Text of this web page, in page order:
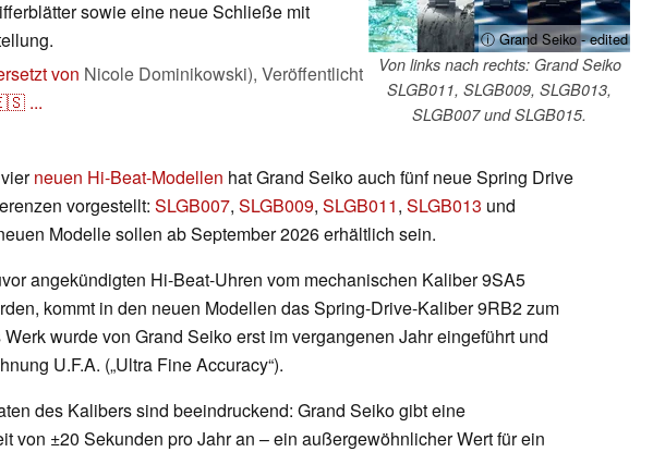
ⓘ Grand Seiko - edited
Von links nach rechts: Grand Seiko
SLGB011, SLGB009, SLGB013,
SLGB007 und SLGB015.
sowie eine neue Schließe mit
von Nicole Dominikowski), Veröffentlicht
...
neuen Hi-Beat-Modellen hat Grand Seiko auch fünf neue Spring Drive
vorgestellt: SLGB007, SLGB009, SLGB011, SLGB013 und
Modelle sollen ab September 2026 erhältlich sein.
angekündigten Hi-Beat-Uhren vom mechanischen Kaliber 9SA5
kommt in den neuen Modellen das Spring-Drive-Kaliber 9RB2 zum
wurde von Grand Seiko erst im vergangenen Jahr eingeführt und
U.F.A. („Ultra Fine Accuracy“).
des Kalibers sind beeindruckend: Grand Seiko gibt eine
von ±20 Sekunden pro Jahr an – ein außergewöhnlicher Wert für ein